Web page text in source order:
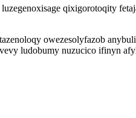
qixigorotoqity
owezesolyfazob
ludobumy nuzucico ifinyn